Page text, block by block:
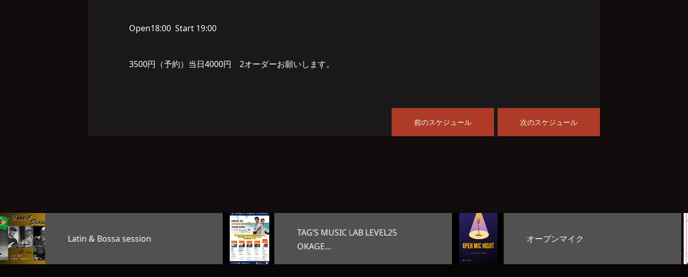
Open18:00 Start 19:00
3500円（予約）当日4000円 2オーダーお願いします。
前のスケジュール 次のスケジュール
オープンマイク お客様のど自慢大会